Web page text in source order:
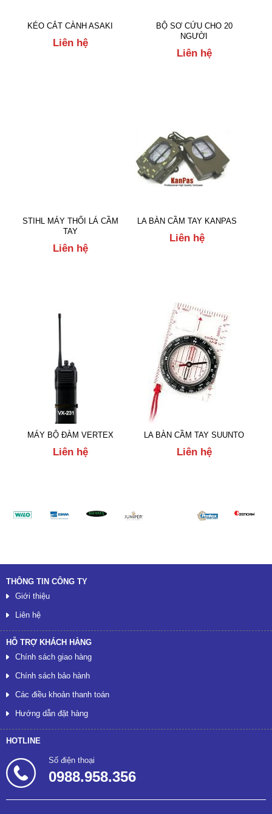
KÉO CẮT CÀNH ASAKI
Liên hệ
BỘ SƠ CỨU CHO 20
NGƯỜI
Liên hệ
STIHL MÁY THỔI LÁ CẦM
TAY
Liên hệ
LA BÀN CẦM TAY KANPAS
Liên hệ
MÁY BỘ ĐÀM VERTEX
Liên hệ
LA BÀN CẦM TAY SUUNTO
Liên hệ
THÔNG TIN CÔNG TY
Giới thiệu
Liên hệ
HỖ TRỢ KHÁCH HÀNG
Chính sách giao hàng
Chính sách bảo hành
Các điều khoản thanh toán
Hướng dẫn đặt hàng
HOTLINE
Số điện thoại
0988.958.356